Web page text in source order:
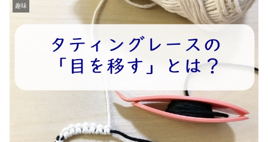
趣味